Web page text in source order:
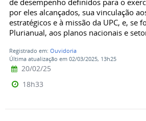
de desempenho definidos para o
por eles alcançados, sua vinculação
estratégicos e à missão da UPC, e, se
Plurianual, aos planos nacionais e
Registrado em: Ouvidoria
Última atualização em 02/03/2025, 13h25
20/02/25
18h33